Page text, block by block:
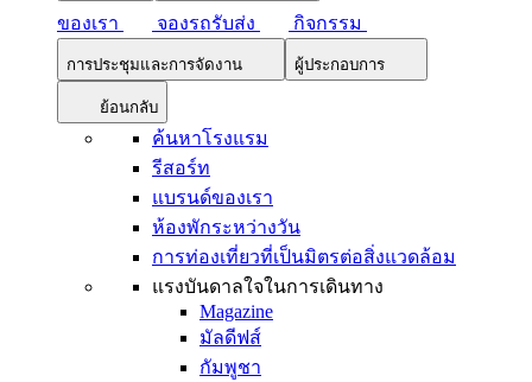
ของเรา
จองรถรับส่ง กิจกรรม
การประชุมและการจัดงาน ผู้ประกอบการ
ย้อนกลับ
ค้นหาโรงแรม
รีสอร์ท
แบรนด์ของเรา
ห้องพักระหว่างวัน
การท่องเที่ยวที่เป็นมิตรต่อสิ่งแวดล้อม
แรงบันดาลใจในการเดินทาง
Magazine
มัลดีฟส์
กัมพูชา